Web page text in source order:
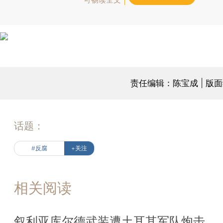
责任编辑：陈宝成 | 版
话题：
#反腐 +关注
相关阅读